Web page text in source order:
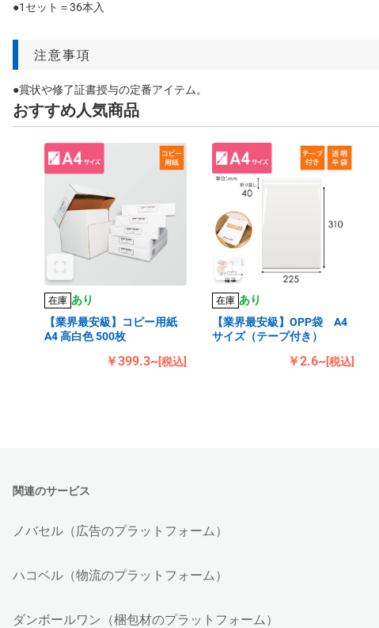
●1セット＝36本入
注意事項
●賞状や修了証書授与の定番アイテム。
おすすめ人気商品
在庫 あり
【業界最安級】コピー用紙
A4 高白色 500枚
￥399.3~[税込]
在庫 あり
【業界最安級】OPP袋 A4
サイズ（テープ付き）
￥2.6~[税込]
関連のサービス
ノバセル（広告のプラットフォーム）
ハコベル（物流のプラットフォーム）
ダンボールワン（梱包材のプラットフォーム）